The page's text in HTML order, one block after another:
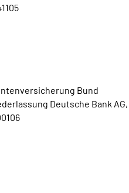
Bund
Deutsche Bank